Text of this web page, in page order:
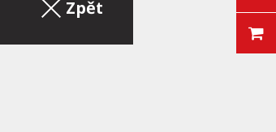
Zpět na výpis